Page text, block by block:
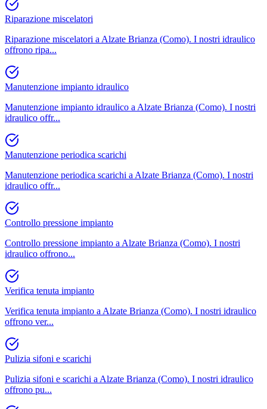
Riparazione miscelatori
Riparazione miscelatori a Alzate Brianza (Como). I nostri idraulico
offrono ripa...
Manutenzione impianto idraulico
Manutenzione impianto idraulico a Alzate Brianza (Como). I nostri
idraulico offr...
Manutenzione periodica scarichi
Manutenzione periodica scarichi a Alzate Brianza (Como). I nostri
idraulico offr...
Controllo pressione impianto
Controllo pressione impianto a Alzate Brianza (Como). I nostri
idraulico offrono...
Verifica tenuta impianto
Verifica tenuta impianto a Alzate Brianza (Como). I nostri idraulico
offrono ver...
Pulizia sifoni e scarichi
Pulizia sifoni e scarichi a Alzate Brianza (Como). I nostri idraulico
offrono pu...